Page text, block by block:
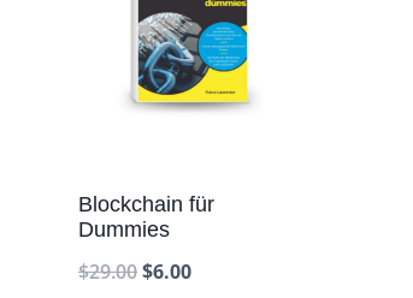
Blockchain für
Dummies
$29.00$6.00